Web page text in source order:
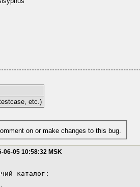
etc.)
on or make changes to this bug.
06-05 10:58:32 MSK
каталог: